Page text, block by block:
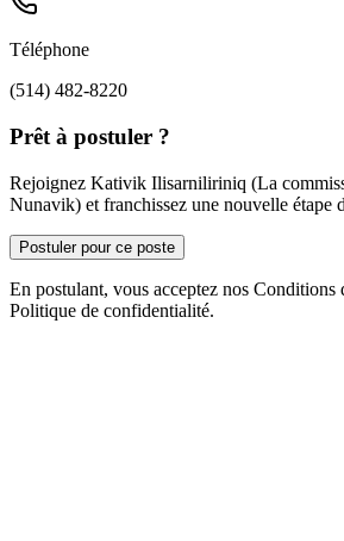
Téléphone
(514) 482-8220
Prêt à postuler ?
Rejoignez Kativik Ilisarniliriniq (La
Nunavik) et franchissez une nouvelle étape
Postuler pour ce poste
En postulant, vous acceptez nos Conditions
Politique de confidentialité.